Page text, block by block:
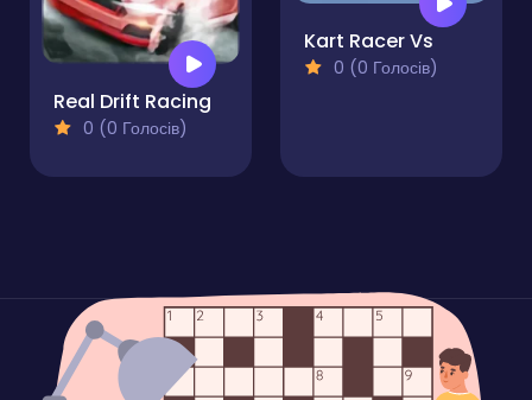
Real Drift Racing
0 (0 Голосів)
Kart Racer Vs
0 (0 Голосів)